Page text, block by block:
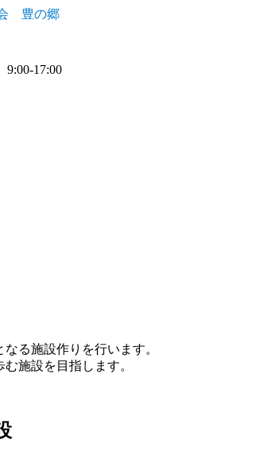
9:00-17:00
る施設作りを行います。
施設を目指します。